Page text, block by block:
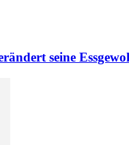
seine